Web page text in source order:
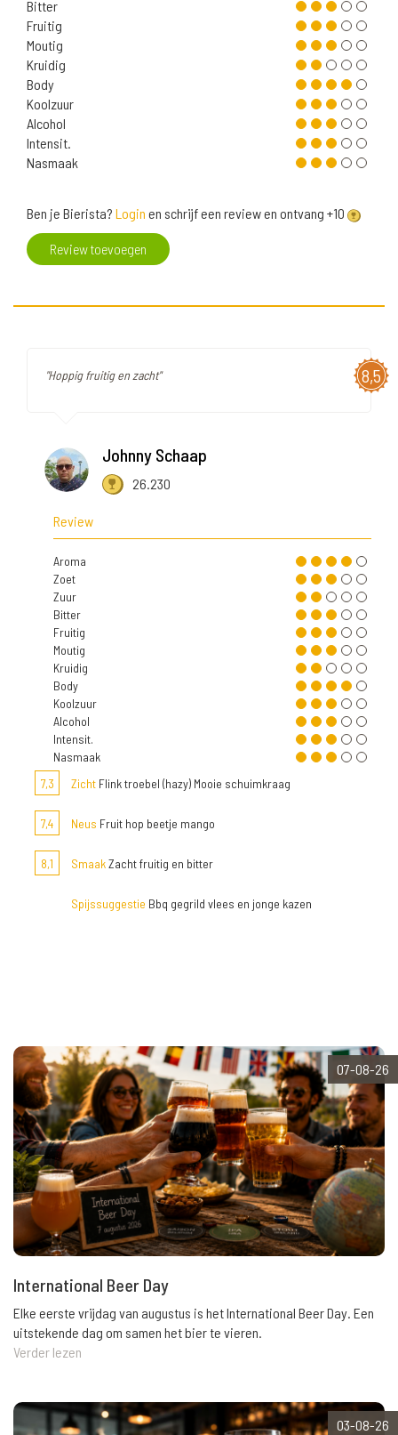
Bitter
Fruitig
Moutig
Kruidig
Body
Koolzuur
Alcohol
Intensit.
Nasmaak
Ben je Bierista? Login en schrijf een review en ontvang +10
Review toevoegen
8,5
"Hoppig fruitig en zacht"
Johnny Schaap
26.230
Review
Aroma
Zoet
Zuur
Bitter
Fruitig
Moutig
Kruidig
Body
Koolzuur
Alcohol
Intensit.
Nasmaak
7,3
Zicht Flink troebel (hazy) Mooie schuimkraag
7,4 Neus Fruit hop beetje mango
8,1 SmaakZacht fruitig en bitter
Spijssuggestie Bbq gegrild vlees en jonge kazen
07-08-26
International Beer Day
Elke eerste vrijdag van augustus is het International Beer Day. Een
uitstekende dag om samen het bier te vieren.
Verder lezen
03-08-26